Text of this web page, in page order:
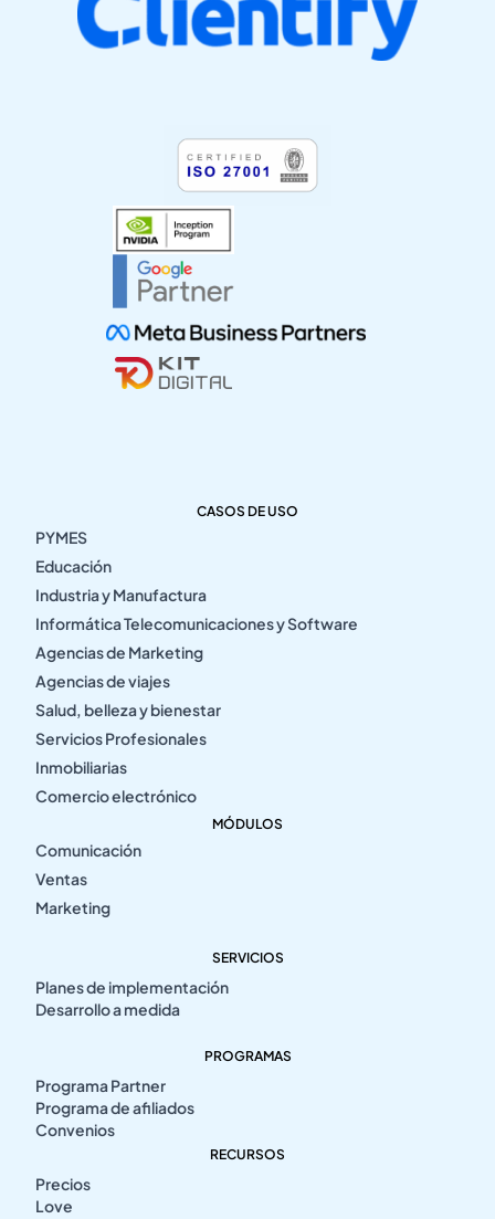
CASOS DE USO
PYMES
Educación
Industria y Manufactura
Informática Telecomunicaciones y Software
Agencias de Marketing
Agencias de viajes
Salud, belleza y bienestar
Servicios Profesionales
Inmobiliarias
Comercio electrónico
MÓDULOS
Comunicación
Ventas
Marketing
SERVICIOS
Planes de implementación
Desarrollo a medida
PROGRAMAS
Programa Partner
Programa de afiliados
Convenios
RECURSOS
Precios
Love